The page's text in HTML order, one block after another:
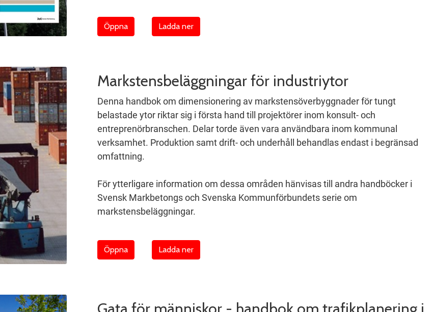
Öppna Ladda ner
Markstensbeläggningar för industriytor
Denna handbok om dimensionering av markstensöverbyggnader för tungt
belastade ytor riktar sig i första hand till projektörer inom konsult- och
entreprenörbranschen. Delar torde även vara användbara inom kommunal
verksamhet. Produktion samt drift- och underhåll behandlas endast i begränsad
omfattning.
För ytterligare information om dessa områden hänvisas till andra handböcker i
Svensk Markbetongs och Svenska Kommunförbundets serie om
markstensbeläggningar.
Öppna Ladda ner